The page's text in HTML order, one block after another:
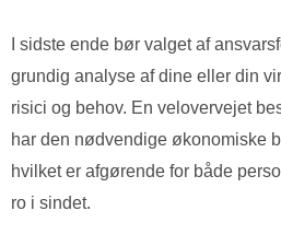
I sidste ende bør valget af
grundig analyse af dine eller din
risici og behov. En velovervejet
har den nødvendige økonomiske
hvilket er afgørende for både
ro i sindet.